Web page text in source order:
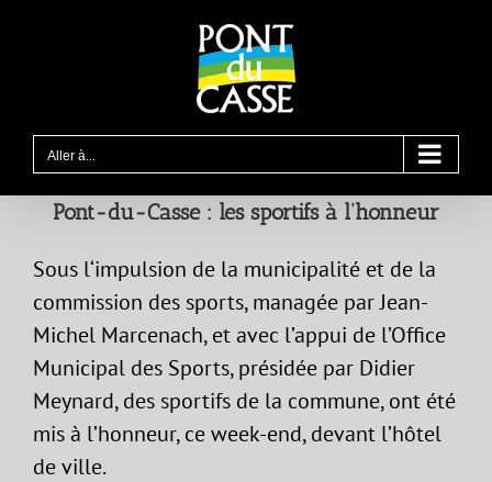
Aller à...
Pont-du-Casse : les sportifs à l’honneur
Sous l‘impulsion de la municipalité et de la
commission des sports, managée par Jean-
Michel Marcenach, et avec l’appui de l’Office
Municipal des Sports, présidée par Didier
Meynard, des sportifs de la commune, ont été
mis à l’honneur, ce week-end, devant l’hôtel
de ville.